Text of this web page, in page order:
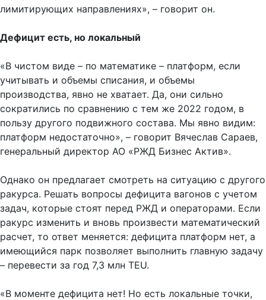
лимитирующих направлениях», – говорит он.
Дефицит есть, но локальный
«В чистом виде – по математике – платформ, если
учитывать и объемы списания, и объемы
производства, явно не хватает. Да, они сильно
сократились по сравнению с тем же 2022 годом, в
пользу другого подвижного состава. Мы явно видим:
платформ недостаточно», – говорит Вячеслав Сараев,
генеральный директор АО «РЖД Бизнес Актив».
Однако он предлагает смотреть на ситуацию с другого
ракурса. Решать вопросы дефицита вагонов с учетом
задач, которые стоят перед РЖД и операторами. Если
ракурс изменить и вновь произвести математический
расчет, то ответ меняется: дефицита платформ нет, а
имеющийся парк позволяет выполнить главную задачу
– перевести за год 7,3 млн TEU.
«В моменте дефицита нет! Но есть локальные точки,